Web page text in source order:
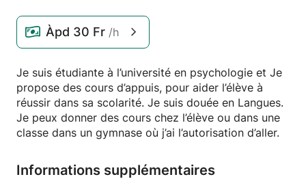
Àpd 30 Fr /h
Je suis étudiante à l’université en psychologie et Je
propose des cours d’appuis, pour aider l’élève à
réussir dans sa scolarité. Je suis douée en Langues.
Je peux donner des cours chez l’élève ou dans une
classe dans un gymnase où j’ai l’autorisation d’aller.
Informations supplémentaires